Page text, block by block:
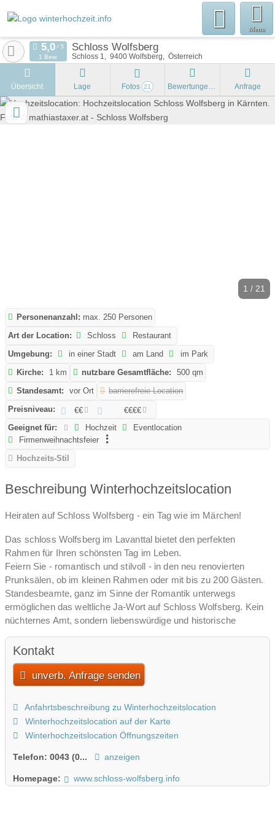
Menu
Schloss Wolfsberg
Schloss 1 9400 Wolfsberg Österreich
1 Bew.
Übersicht Lage Fotos 21 Bewertungen Anfrage
1 / 21
Personenanzahl: max. 250 Personen
Art der Location:
Schloss
Restaurant
Umgebung:
in einer Stadt am Land
im Park
Kirche:
1 km nutzbare Gesamtfläche:
500 qm
Standesamt:
vor Ort
barrierefreie Location
Preisniveau:
€€
€€€€
Geeignet für:
Hochzeit
Eventlocation
Firmenweihnachtsfeier
Hochzeits-Stil
Beschreibung Winterhochzeitslocation
Heiraten auf Schloss Wolfsberg - ein Tag wie im Märchen!
Das schloss Wolfsberg im Lavanttal bietet den perfekten
Rahmen für Ihren schönsten Tag im Leben.
Feiern Sie - romantisch und stilvoll - in den neu renovierten
Prunksälen, ob im kleinen Rahmen oder mit bis zu 200 Gästen.
Standesbeamte, ganz im Sinne der Romantik unterwegs
ermöglichen das weltliche Ja-Wort auf Schloss Wolfsberg. Kein
nüchternes Amt, sondern liebenswürdige und historische
Schloss-Terrasse, der Jagd Saal und der Wintergarten zur
Verfügung.
Für die kirchliche Trauung bietet sich die Markuskirche am Fuße
des Schlossberges an.
Die Schloss-Terrasse mit mediterranem Flair und herrlichem
Ausblick über das Lavanttal ist perfekt für den Sektempfang
geeignet.
Der wunderschöne Schloss-Park und die Schloss-
Hochzeitsfotos.
Kontakt
unverb. Anfrage senden
Anfahrtsbeschreibung zu Winterhochzeitslocation
Winterhochzeitslocation auf der Karte
Winterhochzeitslocation Öffnungszeiten
Telefon: 0043 (0... anzeigen
Homepage: www.schloss-wolfsberg.info